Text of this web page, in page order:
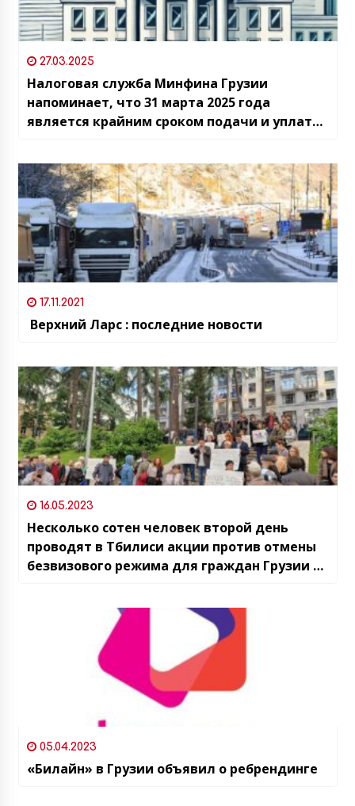
27.03.2025
Налоговая служба Минфина Грузии
напоминает, что 31 марта 2025 года
является крайним сроком подачи и уплаты
физических лиц и годовой декларации по
налогу на прибыль за отчетный период 2024
года
17.11.2021
Верхний Ларс : последние новости
16.05.2023
Несколько сотен человек второй день
проводят в Тбилиси акции против отмены
безвизового режима для граждан Грузии в
авиаособщения с Россией
05.04.2023
«Билайн» в Грузии объявил о ребрендинге